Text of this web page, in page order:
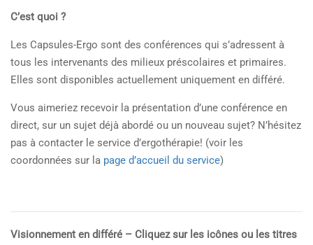
C’est quoi ?
Les Capsules-Ergo sont des conférences qui s’adressent à
tous les intervenants des milieux préscolaires et primaires.
Elles sont disponibles actuellement uniquement en différé.
Vous aimeriez recevoir la présentation d’une conférence en
direct, sur un sujet déjà abordé ou un nouveau sujet? N’hésitez
pas à contacter le service d’ergothérapie! (voir les
coordonnées sur la page d’accueil du service)
Visionnement en différé – Cliquez sur les icônes ou les titres